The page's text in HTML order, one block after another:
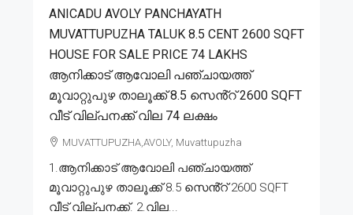
ANICADU AVOLY PANCHAYATH
MUVATTUPUZHA TALUK 8.5 CENT 2600 SQFT
HOUSE FOR SALE PRICE 74 LAKHS
ആനിക്കാട് ആവോലി പഞ്ചായത്ത്
മൂവാറ്റുപുഴ താലൂക്ക് 8.5 സെൻ്റ് 2600 SQFT
വീട് വില്പനക്ക് വില 74 ലക്ഷം
MUVATTUPUZHA,AVOLY, Muvattupuzha
1.ആനിക്കാട് ആവോലി പഞ്ചായത്ത്
മൂവാറ്റുപുഴ താലൂക്ക് 8.5 സെൻ്റ് 2600 SQFT
വീട് വില്പനക്ക്. 2.വില...